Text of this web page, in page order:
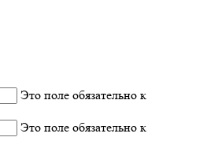
Это поле обязательно к
Это поле обязательно к